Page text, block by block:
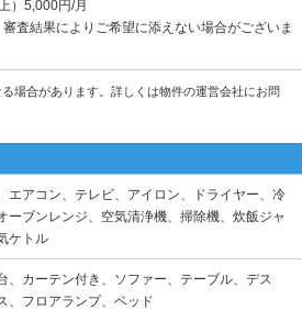
）5,000円/月
査結果によりご希望に添えない場合がございま
場合があります。詳しくは物件の運営会社にお問
エアコン、テレビ、アイロン、ドライヤー、冷
ーブンレンジ、空気清浄機、掃除機、炊飯ジャ
ケトル
、カーテン付き、ソファー、テーブル、デス
、フロアランプ、ベッド